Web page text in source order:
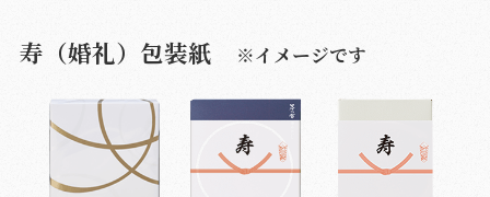
寿（婚礼）包装紙 ※イメージです